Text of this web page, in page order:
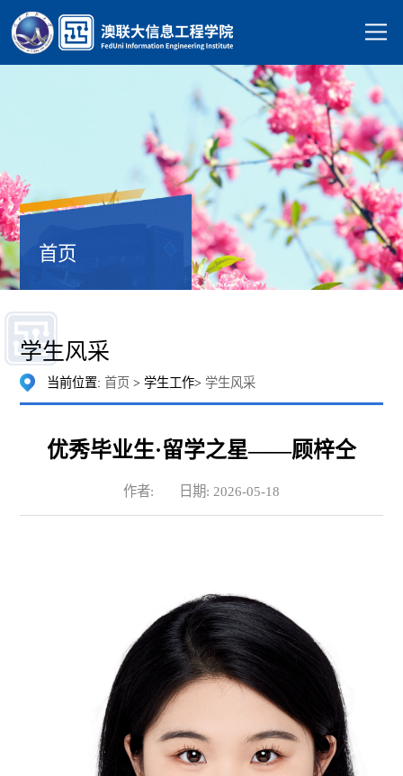
首页
学生风采
当前位置:首页 > 学生工作>学生风采
优秀毕业生·留学之星——顾梓仝
作者: 日期: 2026-05-18